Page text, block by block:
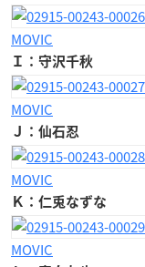
MOVIC
Ｉ：守沢千秋
MOVIC
Ｊ：仙石忍
MOVIC
Ｋ：仁兎なずな
MOVIC